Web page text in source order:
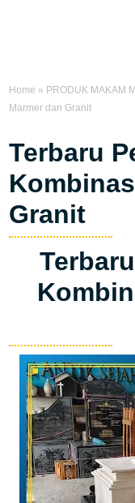
Home » PRODUK MAKAM
Marmer dan Granit
Terbaru
Granit